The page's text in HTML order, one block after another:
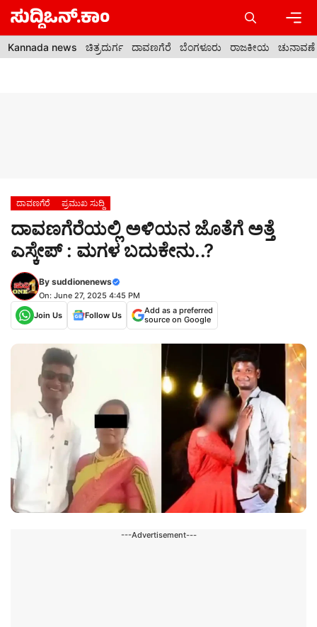
Skip
content
Kannada news ಚಿತ್ರದುರ್ಗ ದಾವಣಗೆರೆ ಬೆಂಗಳೂರು ರಾಜಕೀಯ ಚುನಾವಣೆ
ದಾವಣಗೆರೆ ಪ್ರಮುಖ ಸುದ್ದಿ
ದಾವಣಗೆರೆಯಲ್ಲಿ ಅಳಿಯನ ಜೊತೆಗೆ ಅತ್ತೆ
ಎಸ್ಕೇಪ್ : ಮಗಳ ಬದುಕೇನು..?
By suddionenews
On: June 27, 2025 4:45 PM
Join Us
Follow Us
Add as a preferred
source on Google
---Advertisement---